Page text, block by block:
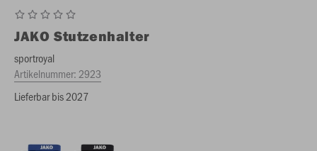
JAKO Stutzenhalter
sportroyal
Artikelnummer: 2923
Lieferbar bis 2027